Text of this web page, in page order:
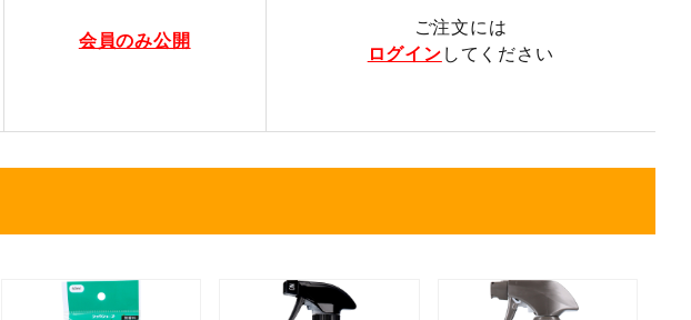
会員のみ公開
ご注文には
ログインしてください